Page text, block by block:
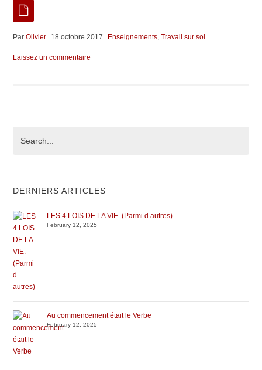
ParOlivier 18 octobre 2017 Enseignements ,Travail sur soi
Laissez un commentaire
DERNIERS ARTICLES
LES 4 LOIS DE LA VIE. (Parmi d autres)
February 12, 2025
Au commencement était le Verbe
February 12, 2025